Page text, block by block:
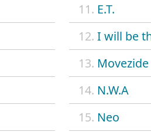
11. E.T.
12. I will be
13. Movezide
14. N.W.A
15. Neo